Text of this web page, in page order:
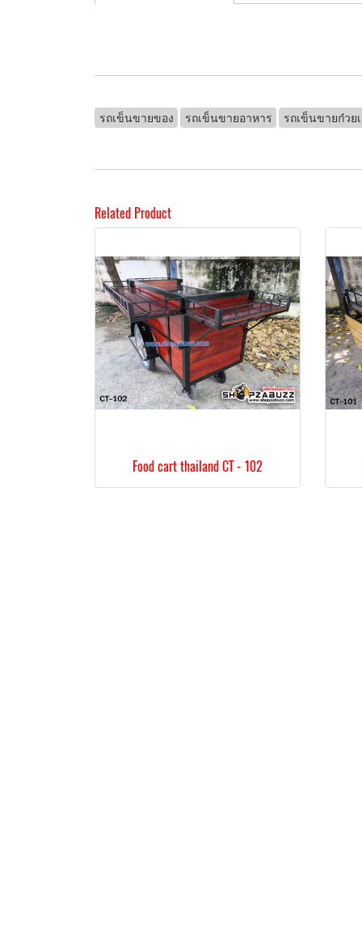
รถเข็นขายของ รถเข็นขายอาหาร รถเข็นขายก๋วย
Related Product
Food cart thailand CT - 102